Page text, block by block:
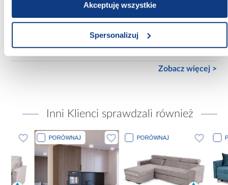
Akceptuję wszystkie
Spersonalizuj
mat
mat
Zobacz więcej >
Inni Klienci sprawdzali również
PORÓWNAJ PORÓWNAJ